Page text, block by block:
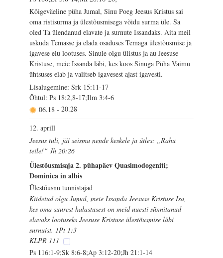
Kõigeväeline püha Jumal, Sinu Poeg Jeesus Kristus sai
oma ristisurma ja ülestõusmisega võidu surma üle. Sa
oled Ta ülendanud elavate ja surnute Issandaks. Aita meil
uskuda Temasse ja elada osaduses Temaga ülestõusmise ja
igavese elu lootuses. Sinule olgu ülistus ja au Jeesuse
Kristuse, meie Issanda läbi, kes koos Sinuga Püha Vaimu
ühtsuses elab ja valitseb igavesest ajast igavesti.
Lisalugemine: Srk 15:11-17
Õhtul: Ps 18:2,8-17;Ilm 3:4-6
06.18 - 20.28
12. aprill
Jeesus tuli, jäi seisma nende keskele ja ütles: „Rahu
teile!“ Jh 20:26
Ülestõusmisaja 2. pühapäev Quasimodogeniti;
Dominica in albis
Ülestõusnu tunnistajad
Kiidetud olgu Jumal, meie Issanda Jeesuse Kristuse Isa,
kes oma suurest halastusest on meid uuesti sünnitanud
elavaks lootuseks Jeesuse Kristuse ülestõusmise läbi
surnuist. 1Pt 1:3
KLPR 111
Ps 116:1-9;Sk 8:6-8;Ap 3:12-20;Jh 21:1-14